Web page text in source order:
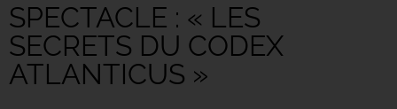
SPECTACLE : « LES
SECRETS DU CODEX
ATLANTICUS »